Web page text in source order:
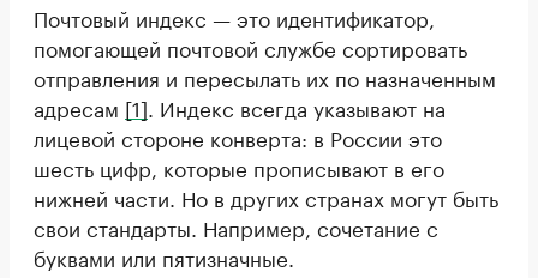
Почтовый индекс — это идентификатор,
помогающей почтовой службе сортировать
отправления и пересылать их по назначенным
адресам [1]. Индекс всегда указывают на
лицевой стороне конверта: в России это
шесть цифр, которые прописывают в его
нижней части. Но в других странах могут быть
свои стандарты. Например, сочетание с
буквами или пятизначные.